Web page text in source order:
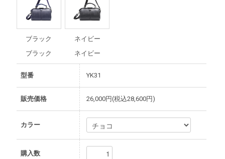
ブラック
ブラック
ネイビー
ネイビー
型番 YK31
販売価格 26,000円(税込28,600円)
カラー
購入数